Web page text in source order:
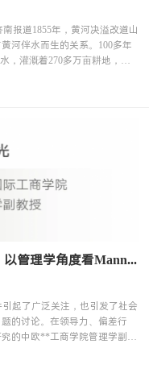
报道1855年，黄河决溢改道山
河伴水而生的关系。100多年
，灌溉着270多万亩耕地，见
中欧DBA导师关浩光教授：以管理学角度看Manner冲突事件
起了广泛关注，也引发了社会
的讨论。在领导力、偏差行
的中欧**工商学院管理学副教